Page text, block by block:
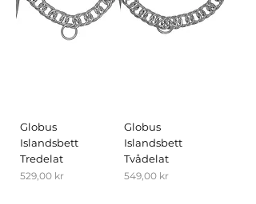
Globus
Islandsbett
Tredelat
Pris
529,00 kr
Globus
Islandsbett
Tvådelat
Pris
549,00 kr